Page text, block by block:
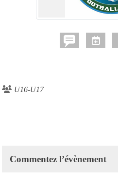
U16-U17
Commentez l’évènement